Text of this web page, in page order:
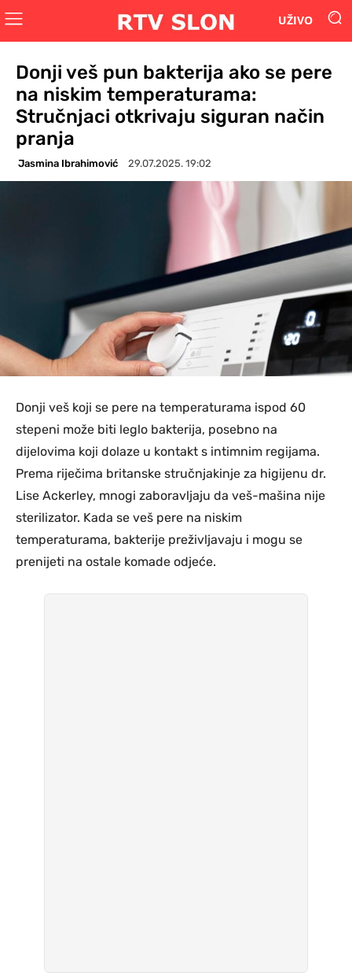
UŽIVO
Donji veš pun bakterija ako se pere
na niskim temperaturama:
Stručnjaci otkrivaju siguran način
pranja
Jasmina Ibrahimović 29.07.2025. 19:02
Donji veš koji se pere na temperaturama ispod 60
stepeni može biti leglo bakterija, posebno na
dijelovima koji dolaze u kontakt s intimnim regijama.
Prema riječima britanske stručnjakinje za higijenu dr.
Lise Ackerley, mnogi zaboravljaju da veš-mašina nije
sterilizator. Kada se veš pere na niskim
temperaturama, bakterije preživljavaju i mogu se
prenijeti na ostale komade odjeće.